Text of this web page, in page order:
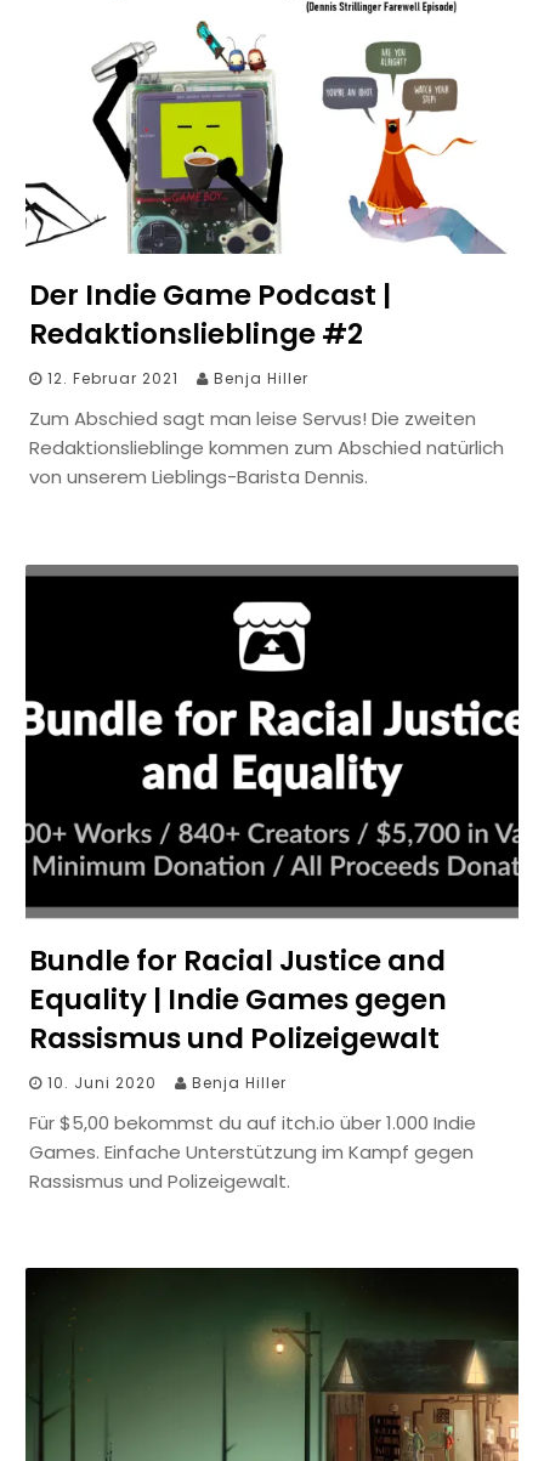
Der Indie Game Podcast |
Redaktionslieblinge #2
12. Februar 2021 Benja Hiller
Zum Abschied sagt man leise Servus! Die zweiten
Redaktionslieblinge kommen zum Abschied natürlich
von unserem Lieblings-Barista Dennis.
Bundle for Racial Justice and
Equality | Indie Games gegen
Rassismus und Polizeigewalt
10. Juni 2020 Benja Hiller
Für $5,00 bekommst du auf itch.io über 1.000 Indie
Games. Einfache Unterstützung im Kampf gegen
Rassismus und Polizeigewalt.